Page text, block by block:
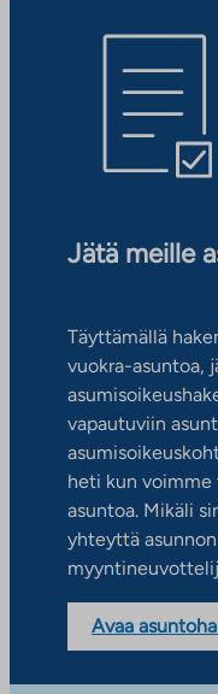
Jätä meille
Täyttämällä
vuokra-asuntoa,
vapautuviin
heti kun voimme
asuntoa. Mikäli
yhteyttä
Avaa